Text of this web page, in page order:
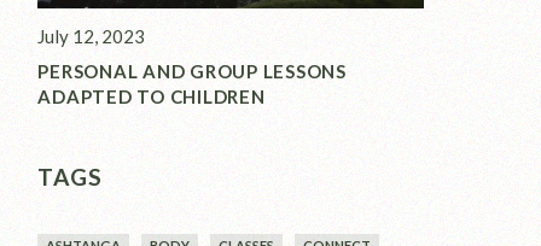
July 12, 2023
PERSONAL AND GROUP LESSONS
ADAPTED TO CHILDREN
TAGS